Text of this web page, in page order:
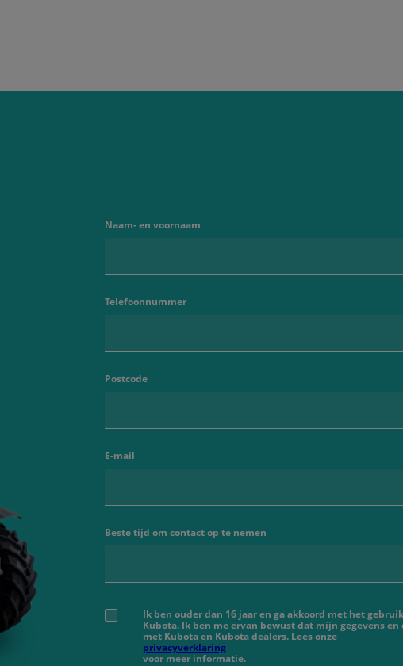
Naam- en voornaam
Telefoonnummer
Postcode
E-mail
Beste tijd om contact op te nemen
Ik ben ouder dan 16 jaar en ga akkoord met het
Kubota. Ik ben me ervan bewust dat mijn gegevens
met Kubota en Kubota dealers. Lees onze
privacyverklaring
voor meer informatie.